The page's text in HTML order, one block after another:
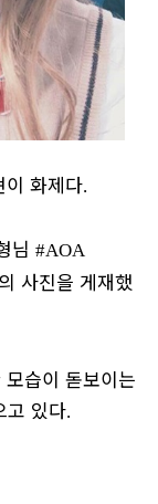
이 화제다.
님 #AOA
사진을 게재했
습이 돋보이는
고 있다.